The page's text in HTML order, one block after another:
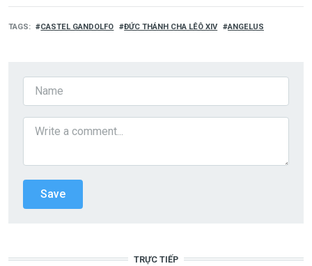
TAGS CASTEL GANDOLFO ĐỨC THÁNH CHA LÊÔ XIV ANGELUS
TRỰC TIẾP